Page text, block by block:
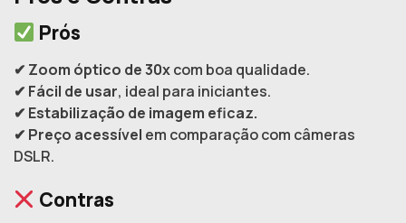
Prós
✔ Zoom óptico de 30xcom boa qualidade.
✔ Fácil de usar, ideal para iniciantes.
✔ Estabilização de imagem eficaz.
✔ Preço acessível em comparação com câmeras
DSLR.
Contras